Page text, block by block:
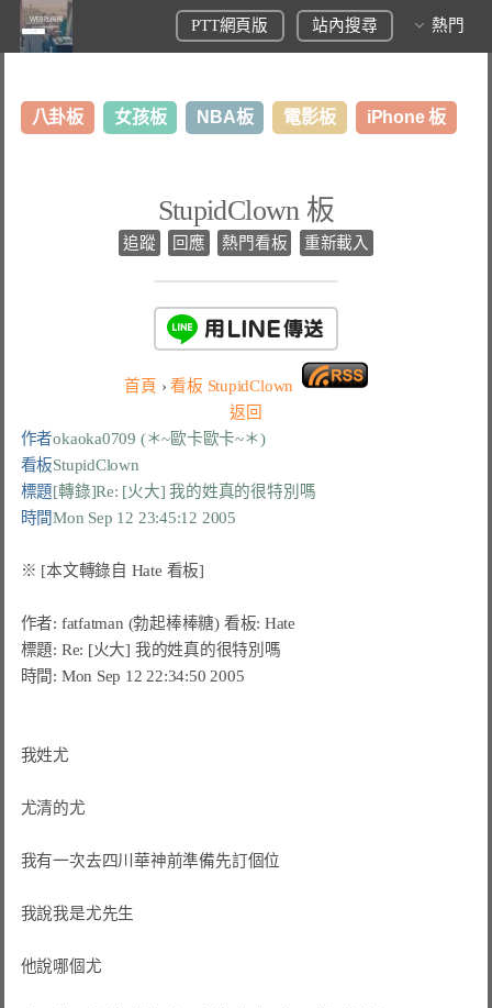
PTT網頁版 站內搜尋 熱門
八卦板 女孩板 NBA板 電影板 iPhone 板
StupidClown 板
追蹤 回應 熱門看板 重新載入
首頁 › 看板 StupidClown
返回
作者okaoka0709 (＊~歐卡歐卡~＊)
看板StupidClown
標題[轉錄]Re: [火大] 我的姓真的很特別嗎
時間Mon Sep 12 23:45:12 2005
作者: fatfatman (勃起棒棒糖) 看板: Hate
標題: Re: [火大] 我的姓真的很特別嗎
時間: Mon Sep 12 22:34:50 2005
我姓尤
尤清的尤
我有一次去四川華神前準備先訂個位
我說我是尤先生
他說哪個尤